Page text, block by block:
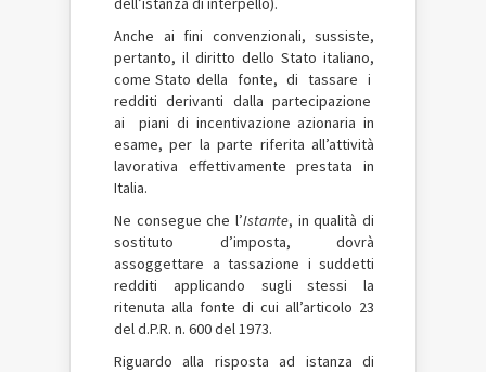
Anche ai fini convenzionali, sussiste,
pertanto, il diritto dello Stato italiano,
come Stato della fonte, di tassare i
redditi derivanti dalla partecipazione
ai piani di incentivazione azionaria in
esame, per la parte riferita all’attività
lavorativa effettivamente prestata in
Italia.
Ne consegue che l’Istante, in qualità di
sostituto d’imposta, dovrà
assoggettare a tassazione i suddetti
redditi applicando sugli stessi la
ritenuta alla fonte di cui all’articolo 23
del d.P.R. n. 600 del 1973.
Riguardo alla risposta ad istanza di